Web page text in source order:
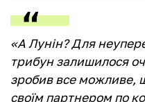
«А Лунін? Для
трибун залишилося
зробив все можливе,
своїм партнером по